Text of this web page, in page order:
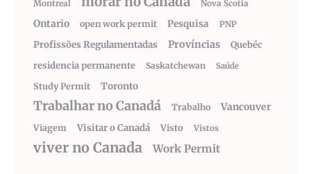
Montreal Nova Scotia
Ontario open work permit Pesquisa PNP
Profissões Regulamentadas Províncias
Quebéc
residencia permanente
Saskatchewan Saúde
Study Permit Toronto
Trabalhar no Canadá Trabalho Vancouver
Viagem Visitar o Canadá Visto Vistos
viver no Canada Work Permit